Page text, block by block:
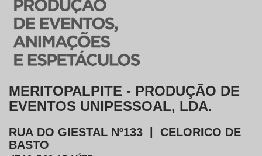
MERITOPALPITE - PRODUÇÃO DE
EVENTOS UNIPESSOAL, LDA.
RUA DO GIESTAL Nº133
CELORICO DE
BASTO